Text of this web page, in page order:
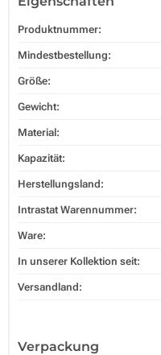
Produktnummer:
Mindestbestellung:
Größe:
Gewicht:
Material:
Kapazität:
Herstellungsland:
Intrastat Warennummer:
Ware:
In unserer Kollektion seit:
Versandland:
Verpackung